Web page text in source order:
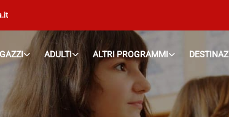
ADULTI ALTRI PROGRAMMI